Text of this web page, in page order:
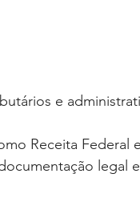
e
Receita Federal
legal